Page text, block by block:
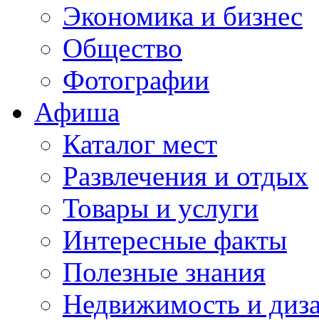
Экономика и бизнес
Общество
Фотографии
Афиша
Каталог мест
Развлечения и отдых
Товары и услуги
Интересные факты
Полезные знания
Недвижимость и